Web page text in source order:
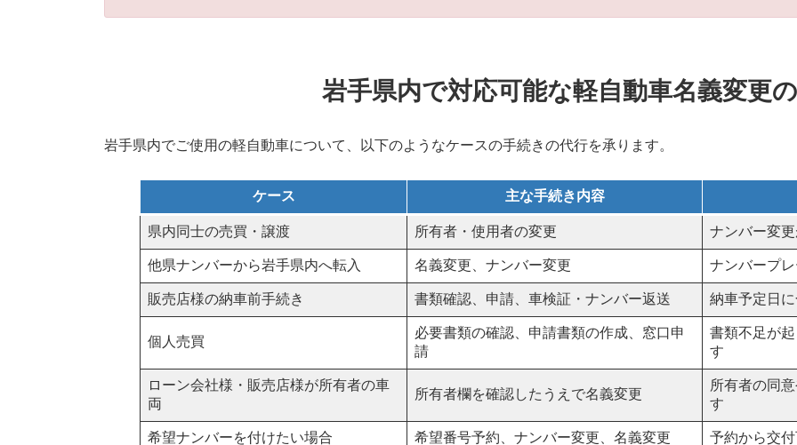
岩手県内で対応可能な軽自動車名義変更
岩手県内でご使用の軽自動車について、以下のようなケースの手続きの代行を承ります。
ケース 主な手続き内容
県内同士の売買・譲渡 所有者・使用者の変更 ナンバー変
他県ナンバーから岩手県内へ転入 名義変更、ナンバー変更 ナンバープ
販売店様の納車前手続き 書類確認、申請、車検証・ナンバー返送 納車予定日
個人売買
必要書類の確認、申請書類の作成、窓口申
請
書類不足が
す
ローン会社様・販売店様が所有者の車
両
所有者欄を確認したうえで名義変更
所有者の同
す
希望ナンバーを付けたい場合 希望番号予約、ナンバー変更、名義変更 予約から交